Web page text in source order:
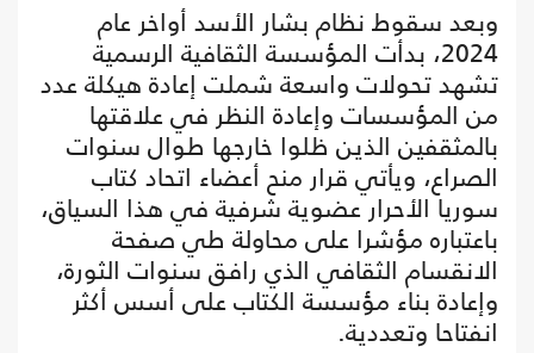
وبعد سقوط نظام بشار الأسد أواخر عام
2024، بدأت المؤسسة الثقافية الرسمية
تشهد تحولات واسعة شملت إعادة هيكلة عدد
من المؤسسات وإعادة النظر في علاقتها
بالمثقفين الذين ظلوا خارجها طوال سنوات
الصراع، ويأتي قرار منح أعضاء اتحاد كتاب
سوريا الأحرار عضوية شرفية في هذا السياق،
باعتباره مؤشرا على محاولة طي صفحة
الانقسام الثقافي الذي رافق سنوات الثورة،
وإعادة بناء مؤسسة الكتاب على أسس أكثر
انفتاحا وتعددية.